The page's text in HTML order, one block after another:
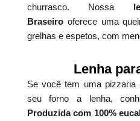
churrasco. Nossa
Braseirooferece uma
grelhas e espetos, com
Lenha
Se você tem uma pizzaria
seu forno a lenha,
Produzida com 100%